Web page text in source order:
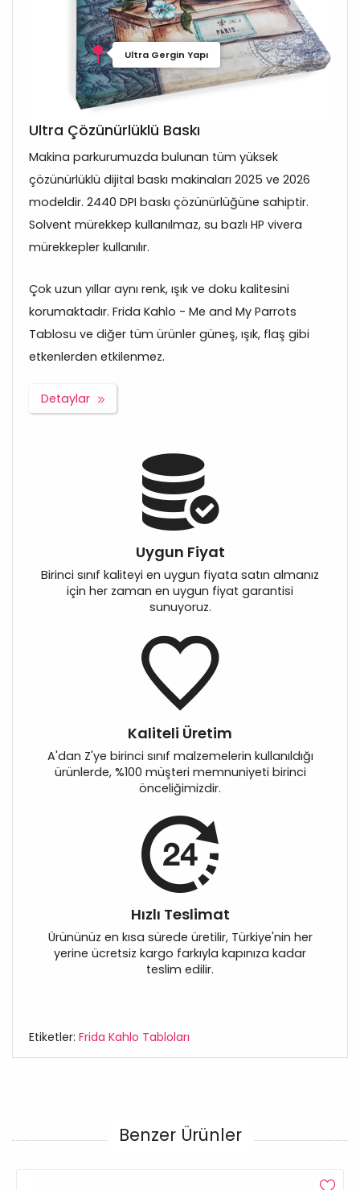
Ultra Gergin Yapı
Ultra Çözünürlüklü Baskı
Makina parkurumuzda bulunan tüm yüksek
çözünürlüklü dijital baskı makinaları 2025 ve 2026
modeldir. 2440 DPI baskı çözünürlüğüne sahiptir.
Solvent mürekkep kullanılmaz, su bazlı HP vivera
mürekkepler kullanılır.
Çok uzun yıllar aynı renk, ışık ve doku kalitesini
korumaktadır. Frida Kahlo - Me and My Parrots
Tablosu ve diğer tüm ürünler güneş, ışık, flaş gibi
etkenlerden etkilenmez.
Detaylar
Uygun Fiyat
Birinci sınıf kaliteyi en uygun fiyata satın almanız
için her zaman en uygun fiyat garantisi
sunuyoruz.
Kaliteli Üretim
A'dan Z'ye birinci sınıf malzemelerin kullanıldığı
ürünlerde, %100 müşteri memnuniyeti birinci
önceliğimizdir.
Hızlı Teslimat
Ürününüz en kısa sürede üretilir, Türkiye'nin her
yerine ücretsiz kargo farkıyla kapınıza kadar
teslim edilir.
Etiketler: Frida Kahlo Tabloları
Benzer Ürünler